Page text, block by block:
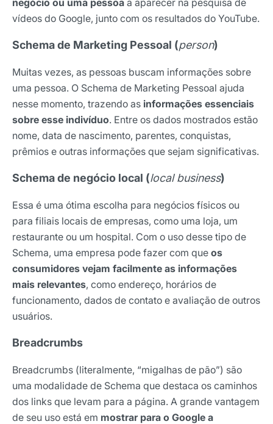
vídeos do Google, junto com os resultados do YouTube.
Schema de Marketing Pessoal (person)
Muitas vezes, as pessoas buscam informações sobre
uma pessoa. O Schema de Marketing Pessoal ajuda
nesse momento, trazendo as informações essenciais
sobre esse indivíduo. Entre os dados mostrados estão
nome, data de nascimento, parentes, conquistas,
prêmios e outras informações que sejam significativas.
Schema de negócio local (local business)
Essa é uma ótima escolha para negócios físicos ou
para filiais locais de empresas, como uma loja, um
restaurante ou um hospital. Com o uso desse tipo de
Schema, uma empresa pode fazer com que os
consumidores vejam facilmente as informações
mais relevantes, como endereço, horários de
funcionamento, dados de contato e avaliação de outros
usuários.
Breadcrumbs
Breadcrumbs (literalmente, “migalhas de pão”) são
uma modalidade de Schema que destaca os caminhos
dos links que levam para a página. A grande vantagem
de seu uso está em mostrar para o Google a
Nome
Selecione sua área de atuação
*Ao assinar nossa newsletter, você concorda em receber
Políticas de Privacidade
Assinar newsletter